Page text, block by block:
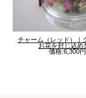
チャーム（レッド）｜
お花を封じ込め
価格:6,300